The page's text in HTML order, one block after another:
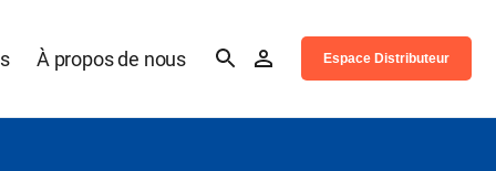
À propos de nous Espace Distributeur